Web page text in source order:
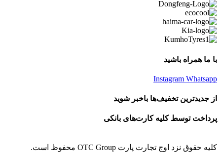
با ما همراه باشید
Instagram Whatsapp
از جدیدترین تخفیف‌ها باخبر شوید
پرداخت توسط کلیه کارت‌های بانکی
کلیه حقوق نزد اوج تجارت پارت OTC Group محفوظ است.